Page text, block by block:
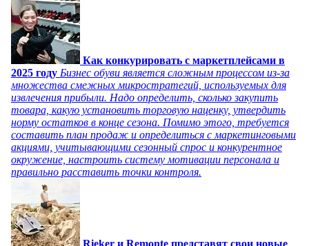
Как конкурировать с маркетплейсами в
2025 году Бизнес обуви является сложным процессом из-за
множества смежных микростратегий, используемых для
извлечения прибыли. Надо определить, сколько закупить
товара, какую установить торговую наценку, утвердить
норму остатков в конце сезона. Помимо этого, требуется
составить план продаж и определиться с маркетинговыми
акциями, учитывающими сезонный спрос и конкурентное
окружение, настроить систему мотивации персонала и
правильно расставить точки контроля.
Rieker и Remonte представят свои новые